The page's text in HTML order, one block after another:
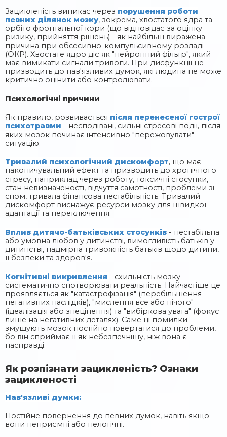
Зацикленість виникає через порушення роботи
певних ділянок мозку, зокрема, хвостатого ядра та
орбіто фронтальної кори (що відповідає за оцінку
ризику, прийняття рішень) - як найбільш виражена
причина при обсесивно-компульсивному розладі
(ОКР). Хвостате ядро діє як "нейронний фільтр", який
має вимикати сигнали тривоги. При дисфункції це
призводить до нав'язливих думок, які людина не може
критично оцінити або контролювати.
Психологічні причини
Як правило, розвивається після перенесеної гострої
психотравми - несподівані, сильні стресові події, після
яких мозок починає інтенсивно "пережовувати"
ситуацію.
Тривалий психологічний дискомфорт, що має
накопичувальний ефект та призводить до хронічного
стресу, наприклад через роботу, токсичні стосунки,
стан невизначеності, відчуття самотності, проблеми зі
сном, тривала фінансова нестабільність. Тривалий
дискомфорт виснажує ресурси мозку для швидкої
адаптації та переключення.
Вплив дитячо-батьківських стосунків - нестабільна
або умовна любов у дитинстві, вимогливість батьків у
дитинстві, надмірна тривожність батьків щодо дитини,
її безпеки та здоров'я.
Когнітивні викривлення - схильність мозку
систематично спотворювати реальність. Найчастіше це
проявляється як "катастрофізація" (перебільшення
негативних наслідків), "мислення все або нічого"
(ідеалізація або знецінення) та "вибіркова увага" (фокус
лише на негативних деталях). Саме ці помилки
змушують мозок постійно повертатися до проблеми,
бо він сприймає її як небезпечнішу, ніж вона є
насправді.
Як розпізнати зацикленість? Ознаки
зацикленості
Нав'язливі думки:
Постійне повернення до певних думок, навіть якщо
вони неприємні або нелогічні.